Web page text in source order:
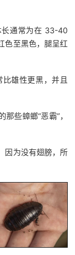
长通常为在 33-40
色至黑色，腿呈红
雄性更黑，并且
些蟑螂“恶霸”，
因为没有翅膀，所